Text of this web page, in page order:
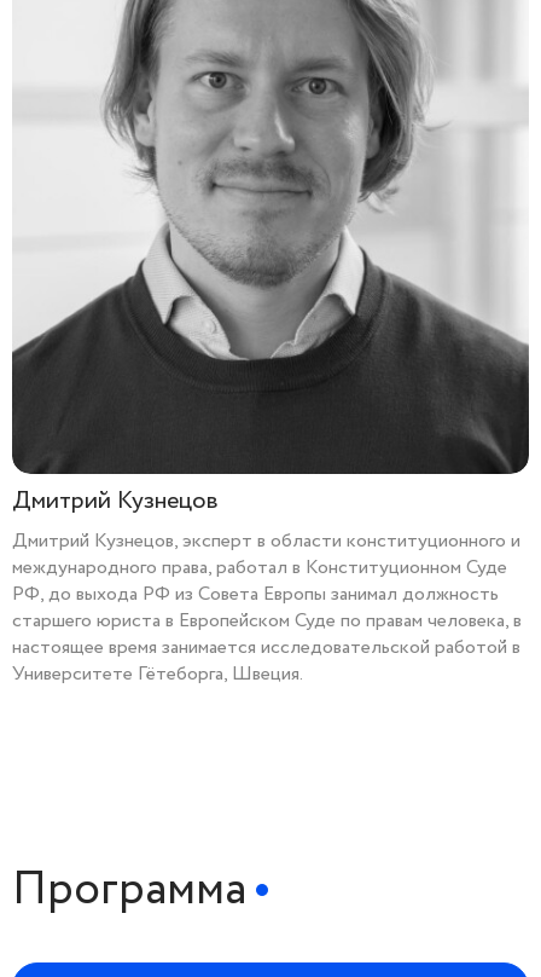
Дмитрий Кузнецов
Дмитрий Кузнецов, эксперт в области конституционного и
международного права, работал в Конституционном Суде
РФ, до выхода РФ из Совета Европы занимал должность
старшего юриста в Европейском Суде по правам человека, в
настоящее время занимается исследовательской работой в
Университете Гётеборга, Швеция.
Программа